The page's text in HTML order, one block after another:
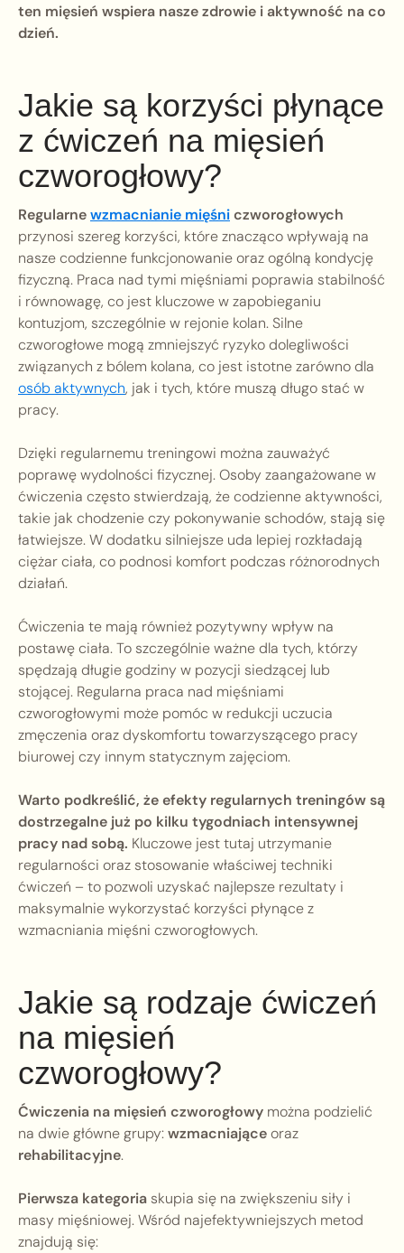
ten mięsień wspiera nasze zdrowie i aktywność na co
dzień.
Jakie są korzyści płynące
z ćwiczeń na mięsień
czworogłowy?
Regularnewzmacnianie mięśniczworogłowych
przynosi szereg korzyści, które znacząco wpływają na
nasze codzienne funkcjonowanie oraz ogólną kondycję
fizyczną. Praca nad tymi mięśniami poprawia stabilność
i równowagę, co jest kluczowe w zapobieganiu
kontuzjom, szczególnie w rejonie kolan. Silne
czworogłowe mogą zmniejszyć ryzyko dolegliwości
związanych z bólem kolana, co jest istotne zarówno dla
osób aktywnych, jak i tych, które muszą długo stać w
pracy.
Dzięki regularnemu treningowi można zauważyć
poprawę wydolności fizycznej. Osoby zaangażowane w
ćwiczenia często stwierdzają, że codzienne aktywności,
takie jak chodzenie czy pokonywanie schodów, stają się
łatwiejsze. W dodatku silniejsze uda lepiej rozkładają
ciężar ciała, co podnosi komfort podczas różnorodnych
działań.
Ćwiczenia te mają również pozytywny wpływ na
postawę ciała. To szczególnie ważne dla tych, którzy
spędzają długie godziny w pozycji siedzącej lub
stojącej. Regularna praca nad mięśniami
czworogłowymi może pomóc w redukcji uczucia
zmęczenia oraz dyskomfortu towarzyszącego pracy
biurowej czy innym statycznym zajęciom.
Warto podkreślić, że efekty regularnych treningów są
dostrzegalne już po kilku tygodniach intensywnej
pracy nad sobą. Kluczowe jest tutaj utrzymanie
regularności oraz stosowanie właściwej techniki
ćwiczeń – to pozwoli uzyskać najlepsze rezultaty i
maksymalnie wykorzystać korzyści płynące z
wzmacniania mięśni czworogłowych.
Jakie są rodzaje ćwiczeń
na mięsień
czworogłowy?
Ćwiczenia na mięsień czworogłowy można podzielić
na dwie główne grupy:wzmacniająceoraz
rehabilitacyjne.
Pierwsza kategoria skupia się na zwiększeniu siły i
masy mięśniowej. Wśród najefektywniejszych metod
znajdują się: